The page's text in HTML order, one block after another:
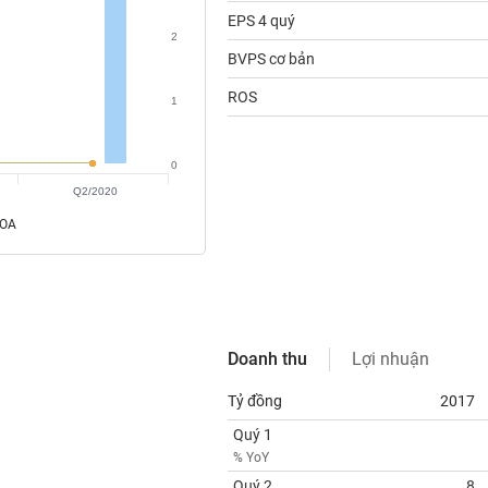
0
1
2
Q2/2020
EPS 4 quý
BVPS cơ bản
ROS
Doanh thu Lợi nhuận
Tỷ đồng
2017
Quý 1
% YoY